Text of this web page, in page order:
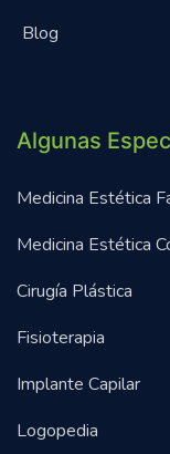
Blog
Algunas
Medicina Estética
Medicina Estética
Cirugía Plástica
Fisioterapia
Implante Capilar
Logopedia